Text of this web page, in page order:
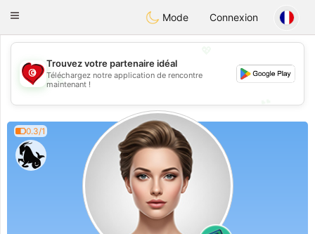
Tunisia Dating
Toggle
Mode Connexion
💖
💕
Trouvez votre partenaire idéal
Téléchargez notre application de rencontre
maintenant !
0.3/1